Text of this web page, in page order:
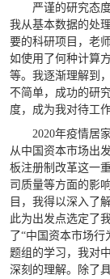
严谨的研究态
我从基本数据的处
要的科研项目，老
如使用了何种计算
等。我逐渐理解到
不简单，成功的研
度，成为我对待工
2020年疫情居
从中国资本市场出
板注册制改革这一
司质量等方面的影
目，我得以深入了
此为出发点选定了
了“中国资本市场
题组的学习，我对
深刻的理解。除了